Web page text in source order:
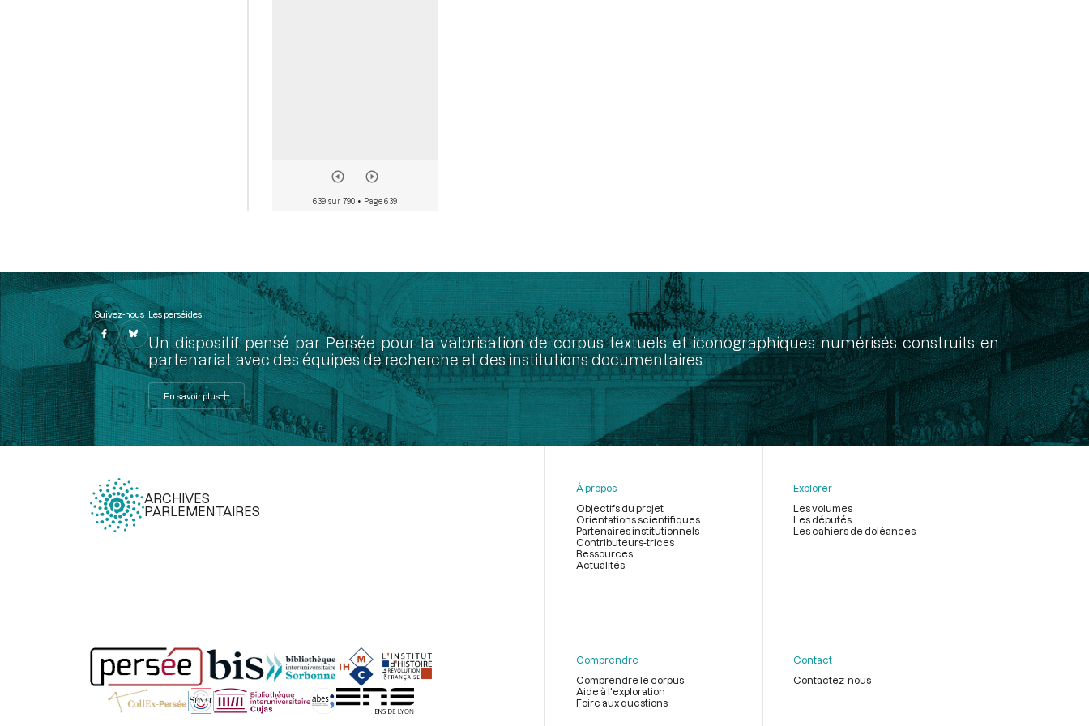
639 sur 790 • Page 639
Suivez-nous Les perséides
Un dispositif pensé par Persée pour la valorisation de corpus textuels et iconographiques numérisés construits en
partenariat avec des équipes de recherche et des institutions documentaires.
En savoir plus
ARCHIVES
PARLEMENTAIRES
page
À propos
Objectifs du projet
Orientations scientifiques
Partenaires institutionnels
Contributeurs-trices
Ressources
Actualités
Explorer
Les volumes
Les députés
Les cahiers de doléances
Comprendre
Comprendre le corpus
Aide à l'exploration
Foire aux questions
Contact
Contactez-nous